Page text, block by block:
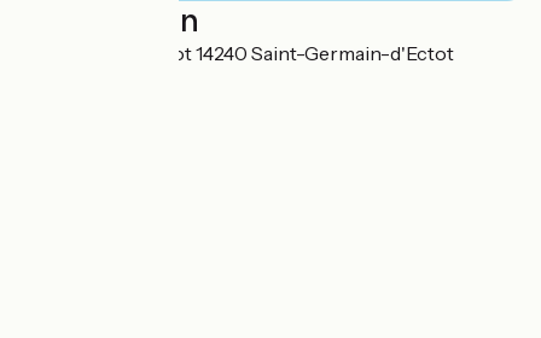
Localisation
751 route d'Havetot 14240 Saint-Germain-d'Ectot